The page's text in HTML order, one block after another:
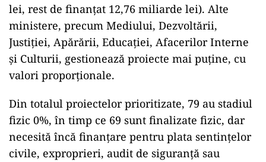
lei, rest de finanțat 12,76 miliarde lei). Alte
ministere, precum Mediului, Dezvoltării,
Justiției, Apărării, Educației, Afacerilor Interne
și Culturii, gestionează proiecte mai puține, cu
valori proporționale.
Din totalul proiectelor prioritizate, 79 au stadiul
fizic 0%, în timp ce 69 sunt finalizate fizic, dar
necesită încă finanțare pentru plata sentințelor
civile, exproprieri, audit de siguranță sau